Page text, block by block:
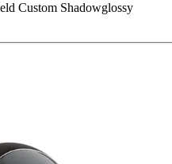
Custom Shadowglossy